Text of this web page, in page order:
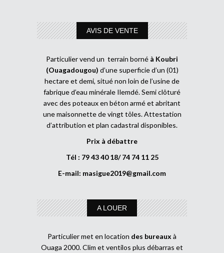
AVIS DE VENTE
Particulier vend un terrain borné à Koubri
(Ouagadougou) d’une superficie d’un (01)
hectare et demi, situé non loin de l’usine de
fabrique d’eau minérale Ilemdé. Semi clôturé
avec des poteaux en béton armé et abritant
une maisonnette de vingt tôles. Attestation
d’attribution et plan cadastral disponibles.
Prix à débattre
Tél : 79 43 40 18/ 74 74 11 25
E-mail: masigue2019@gmail.com
A LOUER
Particulier met en location des bureaux à
Ouaga 2000. Clim et ventilos plus débarras et